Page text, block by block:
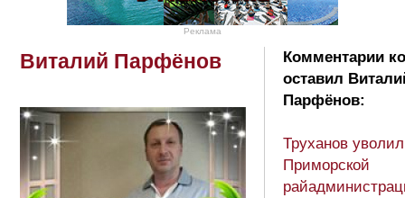
Реклама
Виталий Парфёнов
Комментарии
оставил
Парфёнов:
Труханов
Приморской